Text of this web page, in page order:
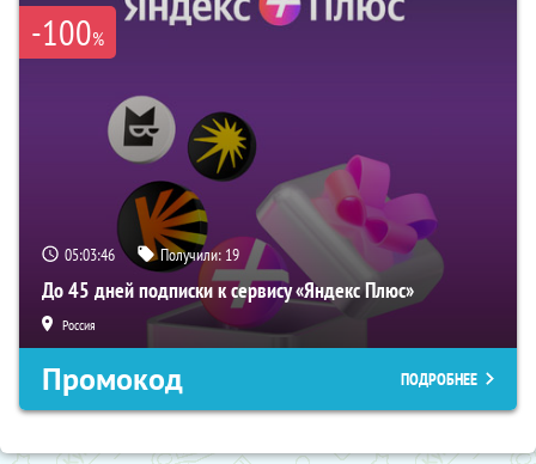
-100%
05:03:45 Получили: 19
До 45 дней подписки к сервису «Яндекс Плюс»
Россия
Промокод ПОДРОБНЕЕ